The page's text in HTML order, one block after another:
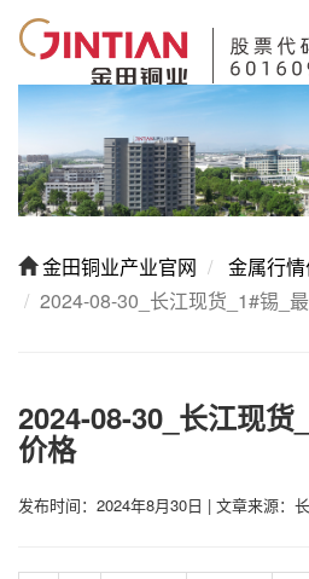
金田铜业产业官网
金属行
2024-08-30_长江现货_1#锡_
2024-08-30_长江现货
价格
发布时间：2024年8月30日 | 文章来源：